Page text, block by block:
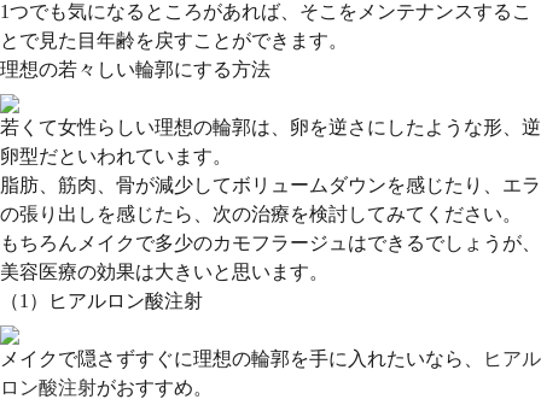
1つでも気になるところがあれば、そこをメンテナンスするこ
とで見た目年齢を戻すことができます。
理想の若々しい輪郭にする方法
若くて女性らしい理想の輪郭は、卵を逆さにしたような形、逆
卵型だといわれています。
脂肪、筋肉、骨が減少してボリュームダウンを感じたり、エラ
の張り出しを感じたら、次の治療を検討してみてください。
もちろんメイクで多少のカモフラージュはできるでしょうが、
美容医療の効果は大きいと思います。
（1）ヒアルロン酸注射
メイクで隠さずすぐに理想の輪郭を手に入れたいなら、
ヒアル
ロン酸注射がおすすめ。